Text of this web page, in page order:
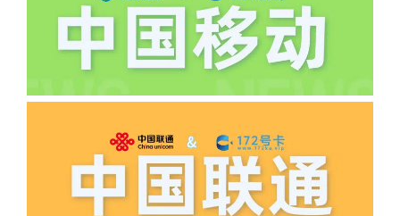
·5.我的返费为什么还没有到?
加活动充值，其次是否状态是否一直保持
如以上都正常就联系平台客服单独查询。